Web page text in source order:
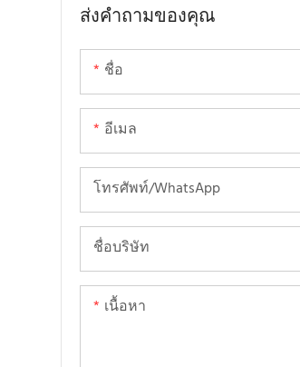
โรงงานผสมยางมะตอย
รีไซเคิล
ส่งคำถามของคุณ
ชื่อ
อีเมล
โทรศัพท์/WhatsApp
ชื่อบริษัท
เนื้อหา